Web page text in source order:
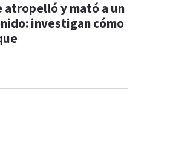
atropelló y mató a un
investigan cómo